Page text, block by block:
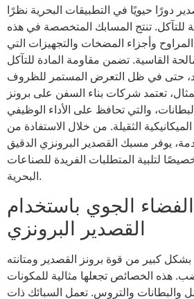
دورًا حيويًا في التطبيقات البحرية نظرًا
للتآكل. تنتج المسابك المتخصصة في هذه
وأجزاء المضخات والتجهيزات التي
القاسية. تضمن مقاومة المادة للتآكل
حتى في ظل التعرض المستمر للظروف
تعتمد شركات بناء السفن على برونز
والتي تحافظ على الأداء الوظيفي
الثقيلة. من خلال الاستفادة من
يوفر مسبك القصدير البرونزي الدقيق
لتلبية المتطلبات الفريدة للصناعات
البحرية.
الفضاء الجوي باستخدام
القصدير البرونزي
كبير من قوة برونز القصدير ومتانته
هذه الخصائص تجعلها مثالية للمكونات
والبطانات والتروس. تعمل السبائك ذات